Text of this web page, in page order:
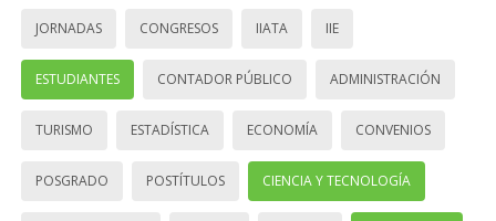
JORNADAS CONGRESOS IIATA IIE
ESTUDIANTES CONTADOR PÚBLICO ADMINISTRACIÓN
TURISMO ESTADÍSTICA ECONOMÍA CONVENIOS
POSGRADO POSTÍTULOS CIENCIA Y TECNOLOGÍA